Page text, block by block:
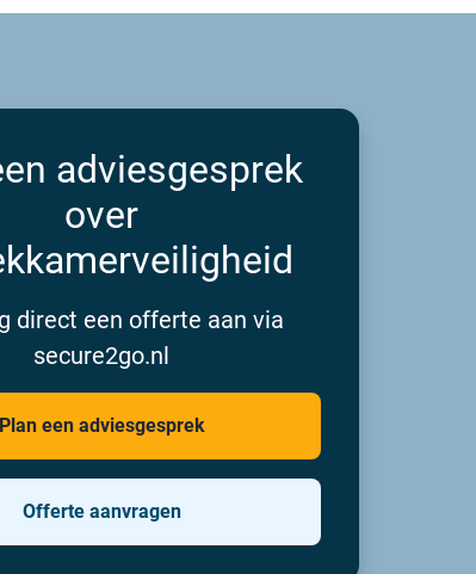
adviesgesprek
over
direct een offerte aan via
secure2go.nl
Plan een adviesgesprek
Offerte aanvragen